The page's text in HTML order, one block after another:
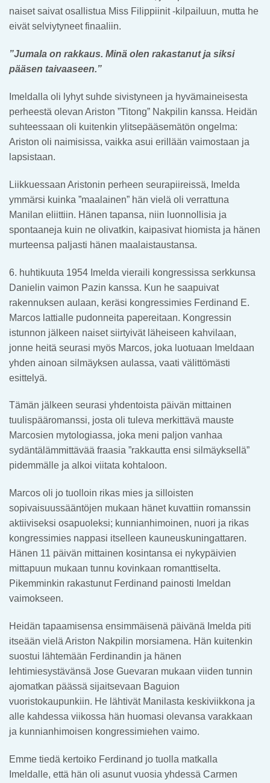
naiset saivat osallistua Miss Filippiinit -kilpailuun, mutta he
eivät selviytyneet finaaliin.
”Jumala on rakkaus. Minä olen rakastanut ja siksi
pääsen taivaaseen.”
Imeldalla oli lyhyt suhde sivistyneen ja hyvämaineisesta
perheestä olevan Ariston ”Titong” Nakpilin kanssa. Heidän
suhteessaan oli kuitenkin ylitsepääsemätön ongelma:
Ariston oli naimisissa, vaikka asui erillään vaimostaan ja
lapsistaan.
Liikkuessaan Aristonin perheen seurapiireissä, Imelda
ymmärsi kuinka ”maalainen” hän vielä oli verrattuna
Manilan eliittiin. Hänen tapansa, niin luonnollisia ja
spontaaneja kuin ne olivatkin, kaipasivat hiomista ja hänen
murteensa paljasti hänen maalaistaustansa.
6. huhtikuuta 1954 Imelda vieraili kongressissa serkkunsa
Danielin vaimon Pazin kanssa. Kun he saapuivat
rakennuksen aulaan, keräsi kongressimies Ferdinand E.
Marcos lattialle pudonneita papereitaan. Kongressin
istunnon jälkeen naiset siirtyivät läheiseen kahvilaan,
jonne heitä seurasi myös Marcos, joka luotuaan Imeldaan
yhden ainoan silmäyksen aulassa, vaati välittömästi
esittelyä.
Tämän jälkeen seurasi yhdentoista päivän mittainen
tuulispääromanssi, josta oli tuleva merkittävä mauste
Marcosien mytologiassa, joka meni paljon vanhaa
sydäntälämmittävää fraasia ”rakkautta ensi silmäyksellä”
pidemmälle ja alkoi viitata kohtaloon.
Marcos oli jo tuolloin rikas mies ja silloisten
sopivaisuussääntöjen mukaan hänet kuvattiin romanssin
aktiiviseksi osapuoleksi; kunnianhimoinen, nuori ja rikas
kongressimies nappasi itselleen kauneuskuningattaren.
Hänen 11 päivän mittainen kosintansa ei nykypäivien
mittapuun mukaan tunnu kovinkaan romanttiselta.
Pikemminkin rakastunut Ferdinand painosti Imeldan
vaimokseen.
Heidän tapaamisensa ensimmäisenä päivänä Imelda piti
itseään vielä Ariston Nakpilin morsiamena. Hän kuitenkin
suostui lähtemään Ferdinandin ja hänen
lehtimiesystävänsä Jose Guevaran mukaan viiden tunnin
ajomatkan päässä sijaitsevaan Baguion
vuoristokaupunkiin. He lähtivät Manilasta keskiviikkona ja
alle kahdessa viikossa hän huomasi olevansa varakkaan
ja kunnianhimoisen kongressimiehen vaimo.
Emme tiedä kertoiko Ferdinand jo tuolla matkalla
Imeldalle, että hän oli asunut vuosia yhdessä Carmen